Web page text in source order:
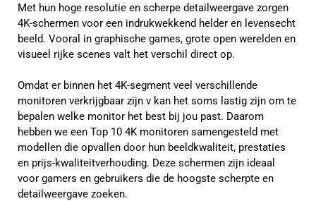
Met hun hoge resolutie en scherpe detailweergave zorgen
4K-schermen voor een indrukwekkend helder en levensecht
beeld. Vooral in graphische games, grote open werelden en
visueel rijke scenes valt het verschil direct op.
Omdat er binnen het 4K-segment veel verschillende
monitoren verkrijgbaar zijn v kan het soms lastig zijn om te
bepalen welke monitor het best bij jou past. Daarom
hebben we een Top 10 4K monitoren samengesteld met
modellen die opvallen door hun beeldkwaliteit, prestaties
en prijs-kwaliteitverhouding. Deze schermen zijn ideaal
voor gamers en gebruikers die de hoogste scherpte en
detailweergave zoeken.